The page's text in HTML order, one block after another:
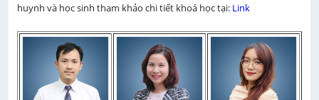
huynh và học sinh tham khảo chi tiết khoá học tại: Link